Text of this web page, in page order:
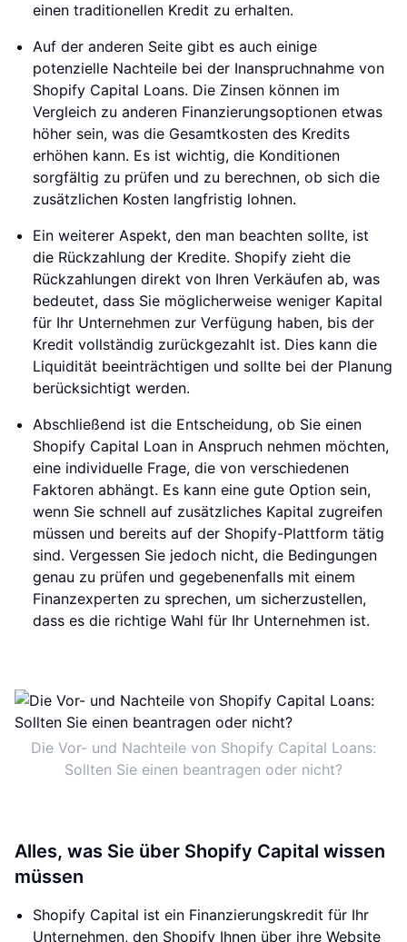
einen traditionellen Kredit zu erhalten.
Auf der anderen Seite gibt es auch einige
potenzielle Nachteile bei der Inanspruchnahme von
Shopify Capital Loans. Die Zinsen können im
Vergleich zu anderen Finanzierungsoptionen etwas
höher sein, was die Gesamtkosten des Kredits
erhöhen kann. Es ist wichtig, die Konditionen
sorgfältig zu prüfen und zu berechnen, ob sich die
zusätzlichen Kosten langfristig lohnen.
Ein weiterer Aspekt, den man beachten sollte, ist
die Rückzahlung der Kredite. Shopify zieht die
Rückzahlungen direkt von Ihren Verkäufen ab, was
bedeutet, dass Sie möglicherweise weniger Kapital
für Ihr Unternehmen zur Verfügung haben, bis der
Kredit vollständig zurückgezahlt ist. Dies kann die
Liquidität beeinträchtigen und sollte bei der Planung
berücksichtigt werden.
Abschließend ist die Entscheidung, ob Sie einen
Shopify Capital Loan in Anspruch nehmen möchten,
eine individuelle Frage, die von verschiedenen
Faktoren abhängt. Es kann eine gute Option sein,
wenn Sie schnell auf zusätzliches Kapital zugreifen
müssen und bereits auf der Shopify-Plattform tätig
sind. Vergessen Sie jedoch nicht, die Bedingungen
genau zu prüfen und gegebenenfalls mit einem
Finanzexperten zu sprechen, um sicherzustellen,
dass es die richtige Wahl für Ihr Unternehmen ist.
Die Vor- und Nachteile von Shopify Capital Loans:
Sollten Sie einen beantragen oder nicht?
Alles, was Sie über Shopify Capital wissen
müssen
Shopify Capital ist ein Finanzierungskredit für Ihr
Unternehmen, den Shopify Ihnen über ihre Website